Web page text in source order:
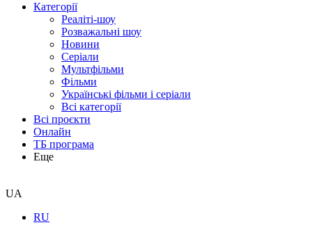
Категорії
Реаліті-шоу
Розважальні шоу
Новини
Серіали
Мультфільми
Фільми
Українські фільми і серіали
Всі категорії
Всі проєкти
Онлайн
ТБ програма
Еще
UA
RU